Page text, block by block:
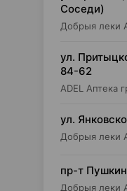
Соседи)
ул.
84-62
ул.
пр-т